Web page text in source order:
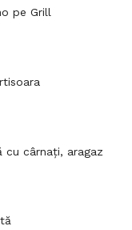
pe Grill
cu cârnați, aragaz